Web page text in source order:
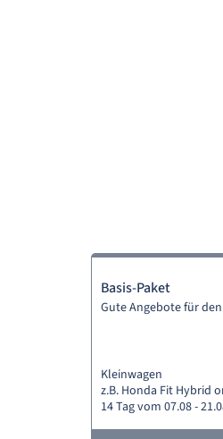
Basis-Paket
Gute Angebote für
Kleinwagen
z.B. Honda Fit Hybrid
14 Tag vom 07.08 -